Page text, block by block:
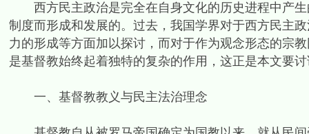
西方民主政治是完全在自身文化的历史进程中产生
制度而形成和发展的。过去，我国学界对于西方民主
力的形成等方面加以探讨，而对于作为观念形态的宗
是基督教始终起着独特的复杂的作用，这正是本文要
一、基督教教义与民主法治理念